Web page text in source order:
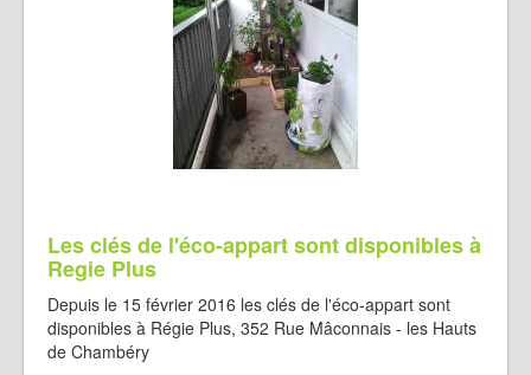
Les clés de l'éco-appart sont disponibles à
Regie Plus
Depuis le 15 février 2016 les clés de l'éco-appart sont
disponibles à Régie Plus, 352 Rue Mâconnais - les Hauts
de Chambéry